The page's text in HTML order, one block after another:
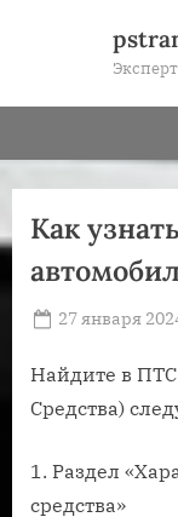
Как
Posted
27 января
Найдите в ПТС
Средства)
1. Раздел
средства»